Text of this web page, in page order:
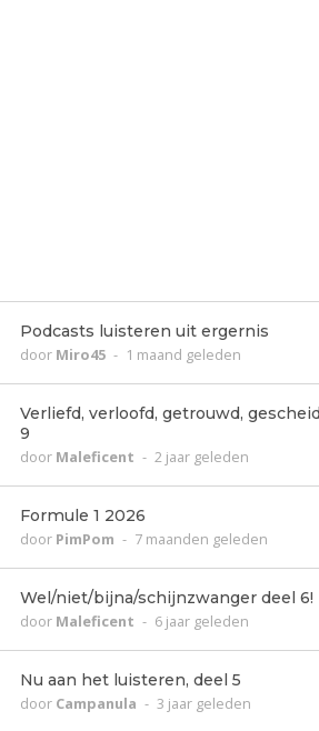
Podcasts luisteren uit ergernis
door Miro45 - 1 maand geleden
Verliefd, verloofd, getrouwd,
9
door Maleficent - 2 jaar geleden
Formule 1 2026
door PimPom - 7 maanden geleden
Wel/niet/bijna/schijnzwanger deel 6!
door Maleficent - 6 jaar geleden
Nu aan het luisteren, deel 5
door Campanula - 3 jaar geleden